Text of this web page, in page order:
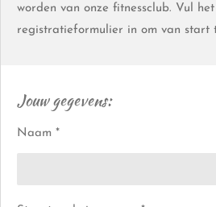
worden van onze fitnessclub. Vul
registratieformulier in om van start
Jouw gegevens:
Naam *